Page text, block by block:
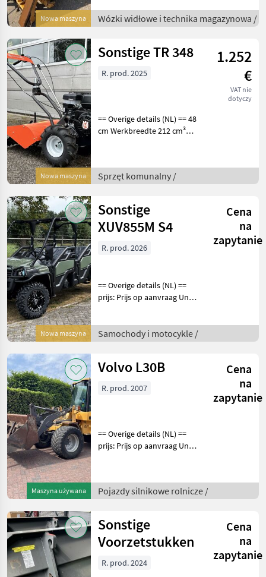
Nowa maszyna
voor op de trekker Wózki
widłowe i technika ma
Wózki widłowe i technika magazynowa /
Nowa maszyna
Sonstige TR 348
1.252
€
VAT nie
dotyczy
R. prod. 2025
== Overige details (NL) == 48
cm Werkbreedte 212 cm³
toerental kW Energie
Husqvarna TR 348 tuinfrees
Sprzęt komunalny /
Nowa maszyna
Sonstige
XUV855M S4
Cena
na
zapytanie
R. prod. 2026
== Overige details (NL) ==
prijs: Prijs op aanvraag Unit:
aandrijvingstype: 2wd Half
Doors for Basic OPS
Samochody i motocykle /
Maszyna używana
Volvo L30B
Cena
na
zapytanie
R. prod. 2007
== Overige details (NL) ==
prijs: Prijs op aanvraag Unit:
Palletvorken incl. Dichte
bak (onderlosser) Event
Pojazdy silnikowe rolnicze /
Sonstige
Voorzetstukken
Cena
na
zapytanie
R. prod. 2024